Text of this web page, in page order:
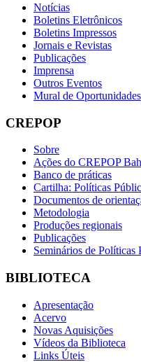
Notícias
Boletins Eletrônicos
Boletins Impressos
Jornais e Revistas
Publicações
Imprensa
Outros Eventos
Mural de Oportunidades
CREPOP
Sobre
Ações do CREPOP
Banco de práticas
Cartilha: Políticas
Documentos de
Metodologia
Produções regionais
Publicações
Seminários de Políticas
BIBLIOTECA
Apresentação
Acervo
Novas Aquisições
Vídeos da Biblioteca
Links Úteis